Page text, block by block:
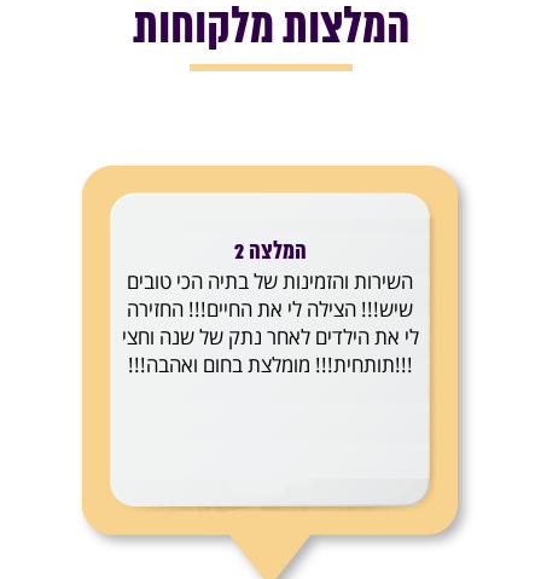
המלצות מלקוחות
המלצה 2
השירות והזמינות של בתיה הכי טובים
שיש!!! הצילה לי את החיים!!! החזירה
לי את הילדים לאחר נתק של שנה וחצי
!!!תותחית!!! מומלצת בחום ואהבה!!!